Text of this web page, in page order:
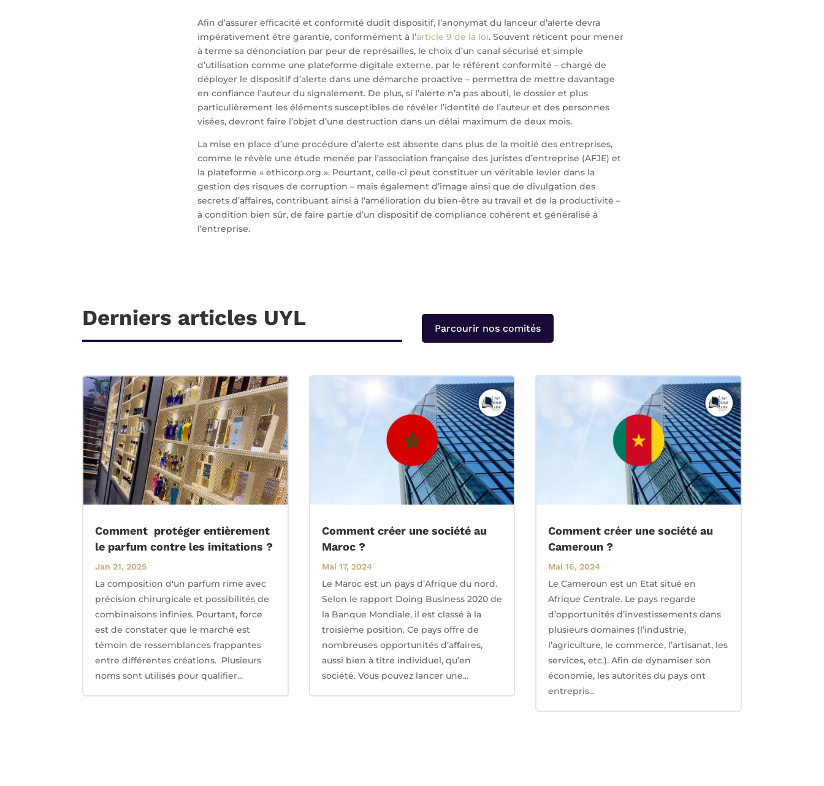
Afin d’assurer efficacité et conformité dudit dispositif, l’anonymat du lanceur d’alerte devra
impérativement être garantie, conformément à l’article 9 de la loi. Souvent réticent pour mener
à terme sa dénonciation par peur de représailles, le choix d’un canal sécurisé et simple
d’utilisation comme une plateforme digitale externe, par le référent conformité – chargé de
déployer le dispositif d’alerte dans une démarche proactive – permettra de mettre davantage
en confiance l’auteur du signalement. De plus, si l’alerte n’a pas abouti, le dossier et plus
particulièrement les éléments susceptibles de révéler l’identité de l’auteur et des personnes
visées, devront faire l’objet d’une destruction dans un délai maximum de deux mois.
La mise en place d’une procédure d’alerte est absente dans plus de la moitié des entreprises,
comme le révèle une étude menée par l’association française des juristes d’entreprise (AFJE) et
la plateforme « ethicorp.org ». Pourtant, celle-ci peut constituer un véritable levier dans la
gestion des risques de corruption – mais également d’image ainsi que de divulgation des
secrets d’affaires, contribuant ainsi à l’amélioration du bien-être au travail et de la productivité –
à condition bien sûr, de faire partie d’un dispositif de compliance cohérent et généralisé à
l’entreprise.
Derniers articles UYL Parcourir nos comités
Comment protéger entièrement
le parfum contre les imitations ?
Jan 21, 2025
La composition d'un parfum rime avec
précision chirurgicale et possibilités de
combinaisons infinies. Pourtant, force
est de constater que le marché est
témoin de ressemblances frappantes
entre différentes créations. Plusieurs
noms sont utilisés pour qualifier...
Comment créer une société au
Maroc ?
Mai 17, 2024
Le Maroc est un pays d’Afrique du nord.
Selon le rapport Doing Business 2020 de
la Banque Mondiale, il est classé à la
troisième position. Ce pays offre de
nombreuses opportunités d’affaires,
aussi bien à titre individuel, qu’en
société. Vous pouvez lancer une...
Comment créer une société au
Cameroun ?
Mai 16, 2024
Le Cameroun est un Etat situé en
Afrique Centrale. Le pays regarde
d’opportunités d’investissements dans
plusieurs domaines (l’industrie,
l’agriculture, le commerce, l’artisanat, les
services, etc.). Afin de dynamiser son
économie, les autorités du pays ont
entrepris...